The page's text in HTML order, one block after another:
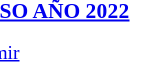
AÑO 2022